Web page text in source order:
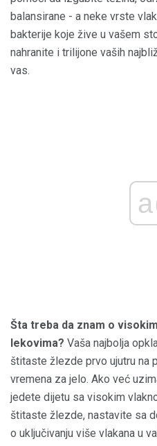
balansirane - a neke vrste
bakterije koje žive u vašem
nahranite i trilijone vaših
vas.
Šta treba da znam o
lekovima? Vaša najbolja
štitaste žlezde prvo ujutru na
vremena za jelo. Ako već
jedete dijetu sa visokim
štitaste žlezde, nastavite sa
o uključivanju više vlakana u